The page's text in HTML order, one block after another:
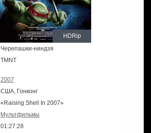
HDRip
Черепашки-ниндзя
TMNT
2007
США, Гонконг
«Raising Shell In 2007»
Мультфильмы
01:27:28